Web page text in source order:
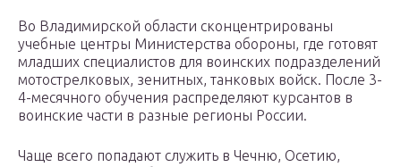
Во Владимирской области сконцентрированы
учебные центры Министерства обороны, где готовят
младших специалистов для воинских подразделений
мотострелковых, зенитных, танковых войск. После 3-
4-месячного обучения распределяют курсантов в
воинские части в разные регионы России.
Чаще всего попадают служить в Чечню, Осетию,